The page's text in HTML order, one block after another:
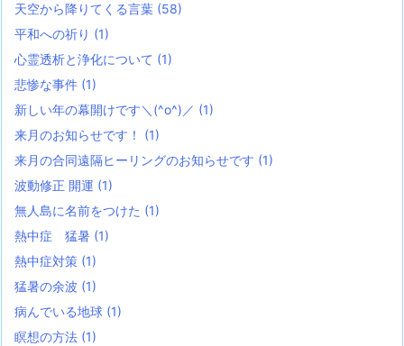
天空から降りてくる言葉 (58)
平和への祈り (1)
心霊透析と浄化について (1)
悲惨な事件 (1)
新しい年の幕開けです＼(^o^)／ (1)
来月のお知らせです！ (1)
来月の合同遠隔ヒーリングのお知らせです (1)
波動修正 開運 (1)
無人島に名前をつけた (1)
熱中症 猛暑 (1)
熱中症対策 (1)
猛暑の余波 (1)
病んでいる地球 (1)
瞑想の方法 (1)